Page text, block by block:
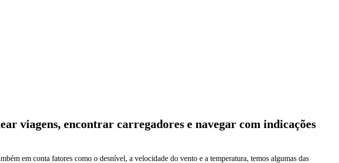
viagens, encontrar carregadores e navegar com indicações
em conta fatores como o desnível, a velocidade do vento e a temperatura, temos algumas das